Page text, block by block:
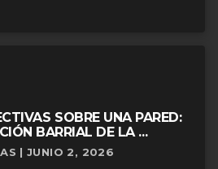
SOBRE UNA PARED:
BARRIAL DE LA ...
| JUNIO 2, 2026